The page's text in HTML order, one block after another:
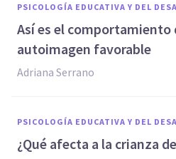
PSICOLOGÍA EDUCATIVA Y DEL
Así es el comportamiento
autoimagen favorable
Adriana Serrano
PSICOLOGÍA EDUCATIVA Y DEL
¿Qué afecta a la crianza